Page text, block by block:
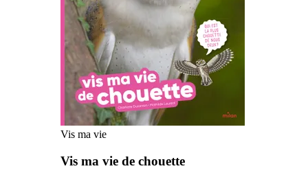
Vis ma vie
Vis ma vie de chouette